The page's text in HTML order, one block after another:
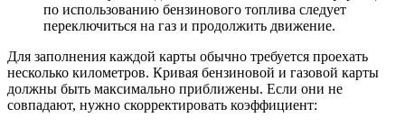
по использованию бензинового топлива следует
переключиться на газ и продолжить движение.
Для заполнения каждой карты обычно требуется проехать
несколько километров. Кривая бензиновой и газовой карты
должны быть максимально приближены. Если они не
совпадают, нужно скорректировать коэффициент: